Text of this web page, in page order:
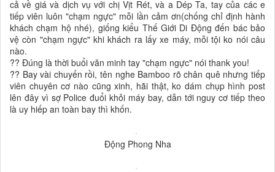
cả về giá và dịch vụ với chị Vịt Rét, và a Dép Ta, tay của các e
tiếp viên luôn "chạm ngực" mỗi lần cảm ơn(chống chỉ định hành
khách chạm hộ nhé), giống kiểu Thế Giới Di Động đến bác bảo
vệ còn "chạm ngực" khi khách ra lấy xe máy, mỗi tội ko nói câu
nào.
?? Đúng là thời buổi văn minh tay "chạm ngực" nói thank you!
?? Bay vài chuyến rồi, tên nghe Bamboo rõ chân quê nhưng tiếp
viên chuyên cơ nào cũng xinh, hãi thật, ko dám chụp hình post
lên đây vì sợ Police đuổi khỏi máy bay, dẫn tới nguy cơ tiếp theo
là uy hiếp an toàn bay thì khốn.
Động Phong Nha